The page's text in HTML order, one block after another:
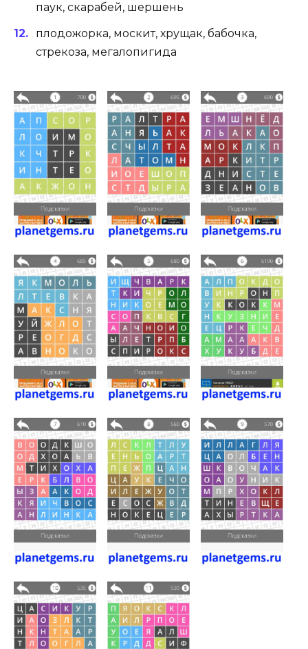
паук, скарабей, шершень
плодожорка, москит, хрущак, бабочка,
стрекоза, мегалопигида